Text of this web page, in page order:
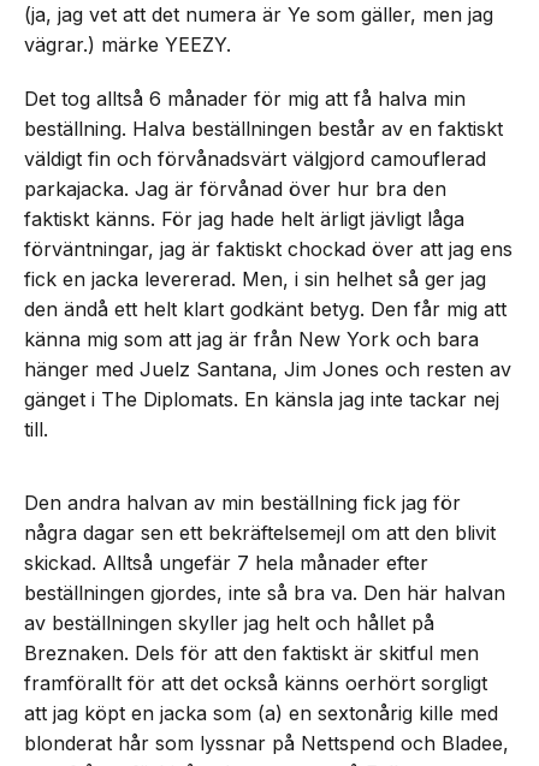
(ja, jag vet att det numera är Ye som gäller, men jag
vägrar.) märke YEEZY.
Det tog alltså 6 månader för mig att få halva min
beställning. Halva beställningen består av en faktiskt
väldigt fin och förvånadsvärt välgjord camouflerad
parkajacka. Jag är förvånad över hur bra den
faktiskt känns. För jag hade helt ärligt jävligt låga
förväntningar, jag är faktiskt chockad över att jag ens
fick en jacka levererad. Men, i sin helhet så ger jag
den ändå ett helt klart godkänt betyg. Den får mig att
känna mig som att jag är från New York och bara
hänger med Juelz Santana, Jim Jones och resten av
gänget i The Diplomats. En känsla jag inte tackar nej
till.
Den andra halvan av min beställning fick jag för
några dagar sen ett bekräftelsemejl om att den blivit
skickad. Alltså ungefär 7 hela månader efter
beställningen gjordes, inte så bra va. Den här halvan
av beställningen skyller jag helt och hållet på
Breznaken. Dels för att den faktiskt är skitful men
framförallt för att det också känns oerhört sorgligt
att jag köpt en jacka som (a) en sextonårig kille med
blonderat hår som lyssnar på Nettspend och Bladee,